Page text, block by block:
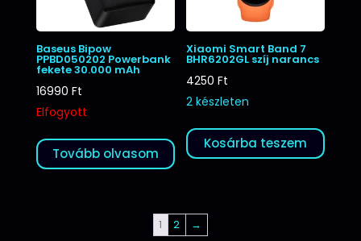
Baseus Bipow
PPBD050202 Powerbank
fekete 30.000 mAh
16990 Ft
Elfogyott
Tovább olvasom
Xiaomi Smart Band 7
BHR6202GL szíj narancs
4250Ft
2 készleten
Kosárba teszem
1 2 →